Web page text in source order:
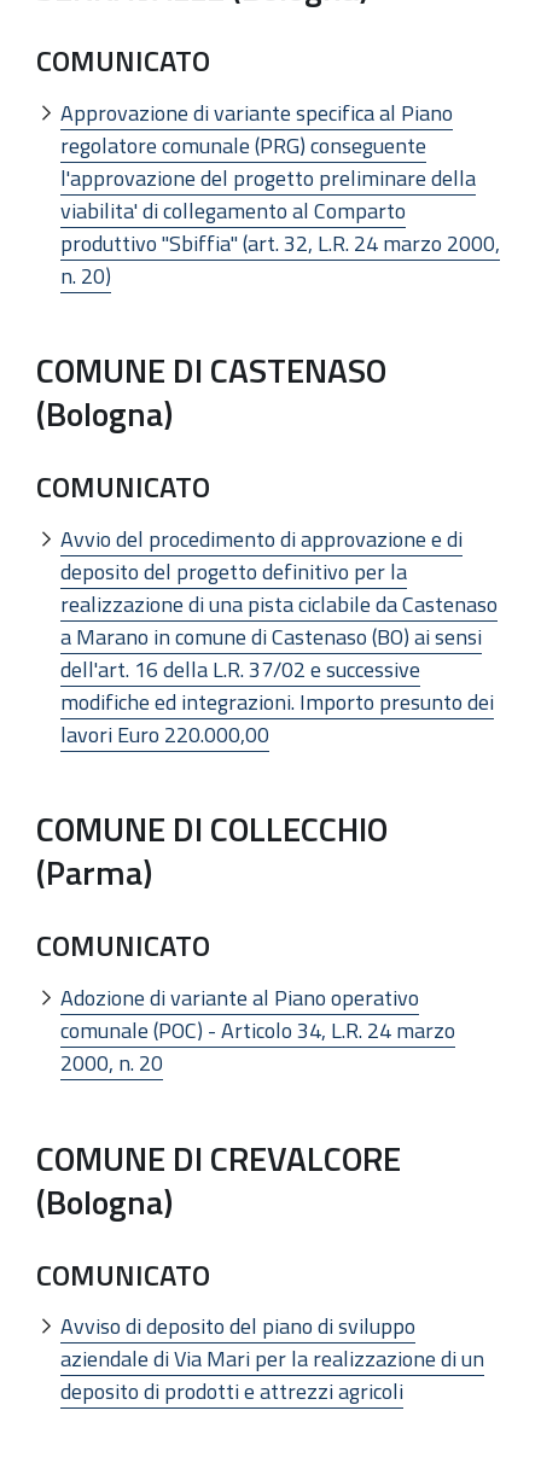
COMUNICATO
Approvazione di variante specifica al Piano
regolatore comunale (PRG) conseguente
l'approvazione del progetto preliminare della
viabilita' di collegamento al Comparto
produttivo "Sbiffia" (art. 32, L.R. 24 marzo 2000,
n. 20)
COMUNE DI CASTENASO
(Bologna)
COMUNICATO
Avvio del procedimento di approvazione e di
deposito del progetto definitivo per la
realizzazione di una pista ciclabile da Castenaso
a Marano in comune di Castenaso (BO) ai sensi
dell'art. 16 della L.R. 37/02 e successive
modifiche ed integrazioni. Importo presunto dei
lavori Euro 220.000,00
COMUNE DI COLLECCHIO
(Parma)
COMUNICATO
Adozione di variante al Piano operativo
comunale (POC) - Articolo 34, L.R. 24 marzo
2000, n. 20
COMUNE DI CREVALCORE
(Bologna)
COMUNICATO
Avviso di deposito del piano di sviluppo
aziendale di Via Mari per la realizzazione di un
deposito di prodotti e attrezzi agricoli